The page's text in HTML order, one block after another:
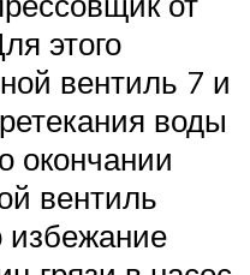
этого
вентиль 7 и
воды
окончании
вентиль
избежание